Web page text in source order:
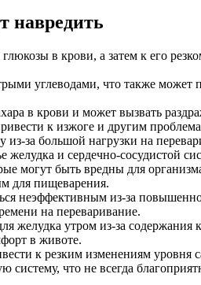
навредить
в крови, а затем к его
углеводами, что также может
в крови и может вызвать
к изжоге и другим
за большой нагрузки на
желудка и сердечно-сосудистой
могут быть вредны для
для пищеварения.
неэффективным из-за
на переваривание.
желудка утром из-за содержания
в животе.
к резким изменениям уровня
что не всегда